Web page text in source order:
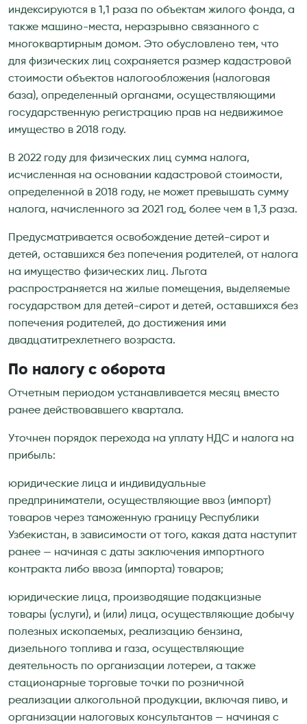
индексируются в 1,1 раза по объектам жилого фонда, а
также машино-места, неразрывно связанного с
многоквартирным домом. Это обусловлено тем, что
для физических лиц сохраняется размер кадастровой
стоимости объектов налогообложения (налоговая
база), определенный органами, осуществляющими
государственную регистрацию прав на недвижимое
имущество в 2018 году.
В 2022 году для физических лиц сумма налога,
исчисленная на основании кадастровой стоимости,
определенной в 2018 году, не может превышать сумму
налога, начисленного за 2021 год, более чем в 1,3 раза.
Предусматривается освобождение детей-сирот и
детей, оставшихся без попечения родителей, от налога
на имущество физических лиц. Льгота
распространяется на жилые помещения, выделяемые
государством для детей-сирот и детей, оставшихся без
попечения родителей, до достижения ими
двадцатитрехлетнего возраста.
По налогу с оборота
Отчетным периодом устанавливается месяц вместо
ранее действовавшего квартала.
Уточнен порядок перехода на уплату НДС и налога на
прибыль:
юридические лица и индивидуальные
предприниматели, осуществляющие ввоз (импорт)
товаров через таможенную границу Республики
Узбекистан, в зависимости от того, какая дата наступит
ранее — начиная с даты заключения импортного
контракта либо ввоза (импорта) товаров;
юридические лица, производящие подакцизные
товары (услуги), и (или) лица, осуществляющие добычу
полезных ископаемых, реализацию бензина,
дизельного топлива и газа, осуществляющие
деятельность по организации лотереи, а также
стационарные торговые точки по розничной
реализации алкогольной продукции, включая пиво, и
организации налоговых консультантов — начиная с